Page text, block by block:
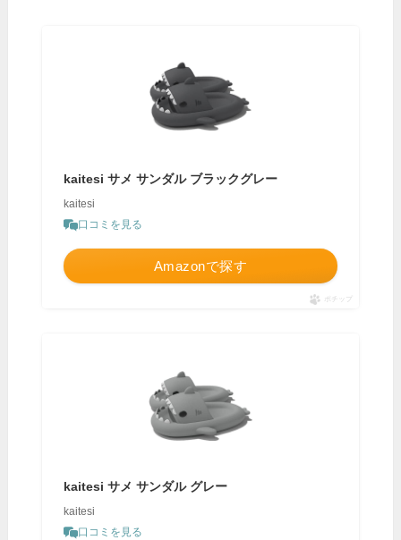
kaitesi サメ サンダル ブラックグレー
kaitesi
口コミを見る
Amazonで探す
ポチップ
kaitesi サメ サンダル グレー
kaitesi
口コミを見る